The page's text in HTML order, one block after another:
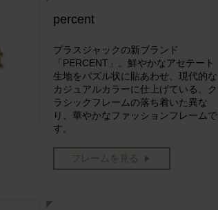
percent
プラスジャックの新ブランド
「PERCENT」。鮮やかなアセテート
生地をパズル状に貼あわせ、現代的な
カジュアルカラーに仕上げている。ク
ラシックフレームの落ち着いた異な
り、華やかなファッションフレームで
す。
フレームを見る